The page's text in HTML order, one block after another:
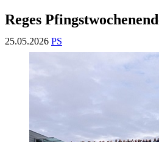
Reges
25.05.2026 PS